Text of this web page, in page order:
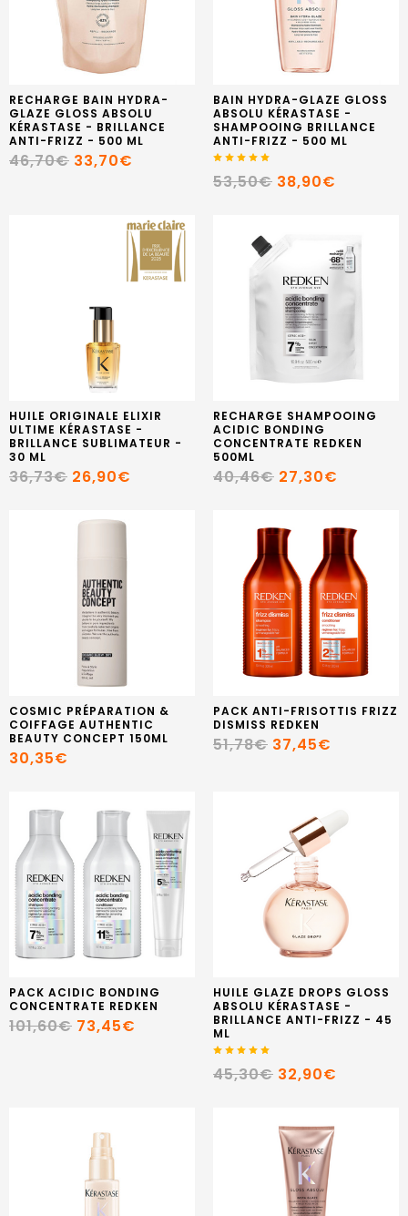
RECHARGE BAIN HYDRA-
GLAZE GLOSS ABSOLU
KÉRASTASE - BRILLANCE
ANTI-FRIZZ - 500 ML
46,70€ 33,70€
BAIN HYDRA-GLAZE GLOSS
ABSOLU KÉRASTASE -
SHAMPOOING BRILLANCE
ANTI-FRIZZ - 500 ML
53,50€ 38,90€
HUILE ORIGINALE ELIXIR
ULTIME KÉRASTASE -
BRILLANCE SUBLIMATEUR -
30 ML
36,73€ 26,90€
RECHARGE SHAMPOOING
ACIDIC BONDING
CONCENTRATE REDKEN
500ML
40,46€ 27,30€
COSMIC PRÉPARATION &
COIFFAGE AUTHENTIC
BEAUTY CONCEPT 150ML
30,35€
PACK ANTI-FRISOTTIS FRIZZ
DISMISS REDKEN
51,78€ 37,45€
PACK ACIDIC BONDING
CONCENTRATE REDKEN
101,60€ 73,45€
HUILE GLAZE DROPS GLOSS
ABSOLU KÉRASTASE -
BRILLANCE ANTI-FRIZZ - 45
ML
45,30€ 32,90€